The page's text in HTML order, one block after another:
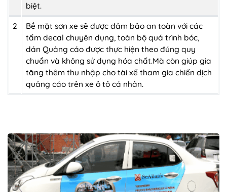
biệt.
2
Bề mặt sơn xe sẽ được đảm bảo an toàn với các
tấm decal chuyên dụng, toàn bộ quá trình bóc,
dán Quảng cáo được thực hiện theo đúng quy
chuẩn và không sử dụng hóa chất.Mà còn giúp gia
tăng thêm thu nhập cho tài xế tham gia chiến dịch
quảng cáo trên xe ô tô cá nhân.